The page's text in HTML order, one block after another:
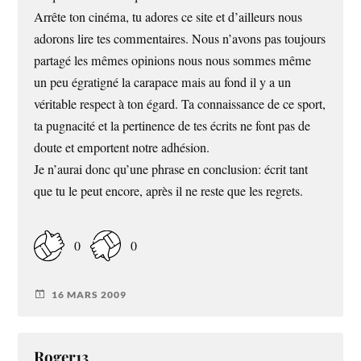
Arrête ton cinéma, tu adores ce site et d’ailleurs nous
adorons lire tes commentaires. Nous n’avons pas toujours
partagé les mêmes opinions nous nous sommes même
un peu égratigné la carapace mais au fond il y a un
véritable respect à ton égard. Ta connaissance de ce sport,
ta pugnacité et la pertinence de tes écrits ne font pas de
doute et emportent notre adhésion.
Je n’aurai donc qu’une phrase en conclusion: écrit tant
que tu le peut encore, après il ne reste que les regrets.
0 0
16 MARS 2009
Roger13